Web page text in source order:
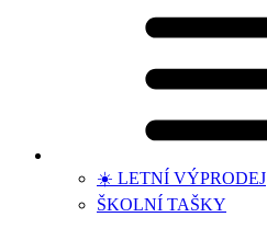
☀️ LETNÍ VÝPRODEJ
ŠKOLNÍ TAŠKY